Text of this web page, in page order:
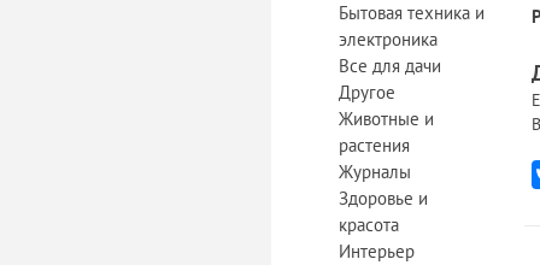
Бытовая техника и
электроника
Все для дачи
Другое
Животные и
растения
Журналы
Здоровье и
красота
Интерьер